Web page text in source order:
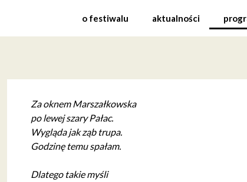
o festiwalu aktualności
Za oknem Marszałkowska
po lewej szary Pałac.
Wygląda jak ząb trupa.
Godzinę temu spałam.
Dlatego takie myśli